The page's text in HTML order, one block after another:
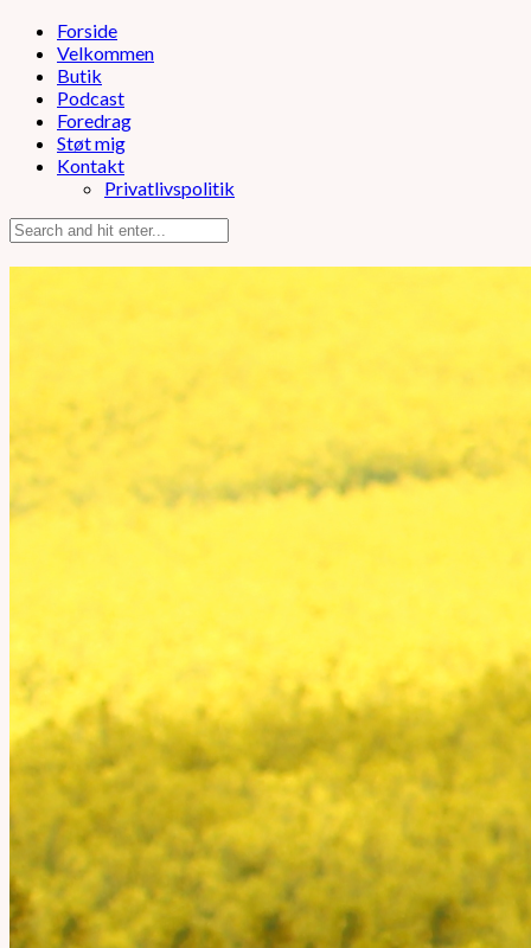
Forside
Velkommen
Butik
Podcast
Foredrag
Støt mig
Kontakt
Privatlivspolitik